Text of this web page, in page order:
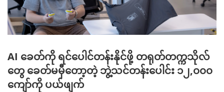
AI ခေတ်ကို ရင်ပေါင်တန်းနိုင်ဖို့ တရုတ်တက္ကသိုလ်
တွေ ခေတ်မမှီတော့တဲ့ ဘွဲ့သင်တန်းပေါင်း ၁၂,၀၀၀
ကျော်ကို ပယ်ဖျက်